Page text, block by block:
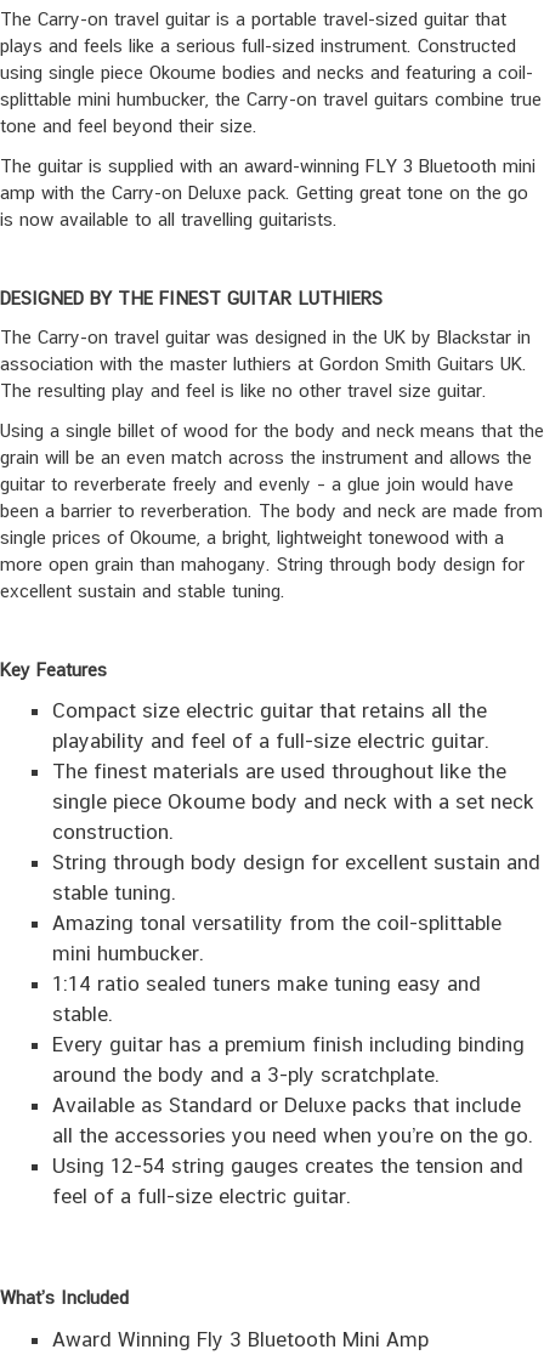
The Carry-on travel guitar is a portable travel-sized guitar that
plays and feels like a serious full-sized instrument. Constructed
using single piece Okoume bodies and necks and featuring a coil-
splittable mini humbucker, the Carry-on travel guitars combine true
tone and feel beyond their size.
The guitar is supplied with an award-winning FLY 3 Bluetooth mini
amp with the Carry-on Deluxe pack. Getting great tone on the go
is now available to all travelling guitarists.
DESIGNED BY THE FINEST GUITAR LUTHIERS
The Carry-on travel guitar was designed in the UK by Blackstar in
association with the master luthiers at Gordon Smith Guitars UK.
The resulting play and feel is like no other travel size guitar.
Using a single billet of wood for the body and neck means that the
grain will be an even match across the instrument and allows the
guitar to reverberate freely and evenly – a glue join would have
been a barrier to reverberation. The body and neck are made from
single prices of Okoume, a bright, lightweight tonewood with a
more open grain than mahogany. String through body design for
excellent sustain and stable tuning.
Key Features
Compact size electric guitar that retains all the
playability and feel of a full-size electric guitar.
The finest materials are used throughout like the
single piece Okoume body and neck with a set neck
construction.
String through body design for excellent sustain and
stable tuning.
Amazing tonal versatility from the coil-splittable
mini humbucker.
1:14 ratio sealed tuners make tuning easy and
stable.
Every guitar has a premium finish including binding
around the body and a 3-ply scratchplate.
Available as Standard or Deluxe packs that include
all the accessories you need when you’re on the go.
Using 12-54 string gauges creates the tension and
feel of a full-size electric guitar.
What’s Included
Award Winning Fly 3 Bluetooth Mini Amp